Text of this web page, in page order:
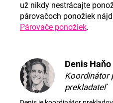
už nikdy nestrácajte
párovačoch ponožiek
Párovače ponožiek.
Denis Haňo
Koordinátor
prekladateľ